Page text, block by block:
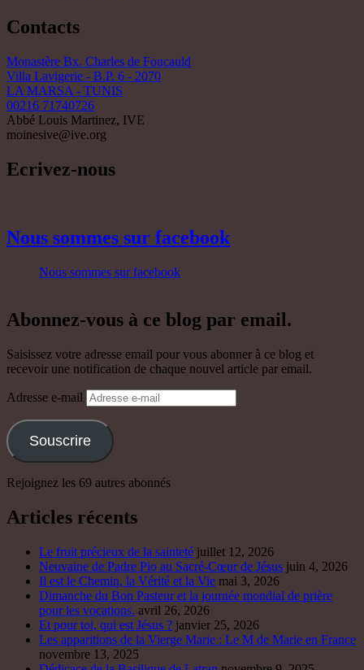
Contacts
Monastère Bx. Charles de Foucauld
Villa Lavigerie - B.P. 6 - 2070
LA MARSA - TUNIS
00216 71740726
Abbé Louis Martinez, IVE
moinesive@ive.org
Ecrivez-nous
Nous sommes sur facebook
Nous sommes sur facebook
Abonnez-vous à ce blog par email.
Saisissez votre adresse email pour vous abonner à ce blog et
recevoir une notification de chaque nouvel article par email.
Adresse e-mail
Souscrire
Rejoignez les 69 autres abonnés
Articles récents
Le fruit précieux de la sainteté juillet 12, 2026
Neuvaine de Padre Pio au Sacré-Cœur de Jésus juin 4, 2026
Il est le Chemin, la Vérité et la Vie mai 3, 2026
Dimanche du Bon Pasteur et la journée mondial de prière
pour les vocations. avril 26, 2026
Et pour toi, qui est Jésus ? janvier 25, 2026
Les apparitions de la Vierge Marie : Le M de Marie en France
novembre 13, 2025